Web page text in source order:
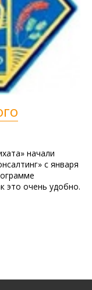
начали
с января
это очень удобно.